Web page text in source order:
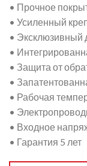
• Прочное
• Усиленный
• Эксклюзивный
•
• Защита от
•
• Рабочая
•
• Входное
• Гарантия 5 лет